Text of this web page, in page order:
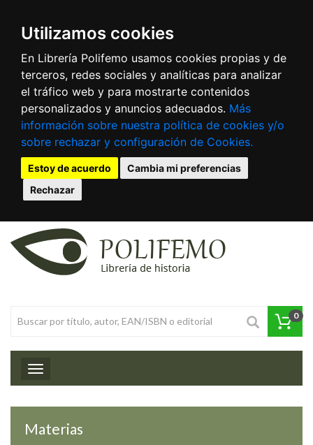
Utilizamos cookies
En Librería Polifemo usamos cookies propias y de
terceros, redes sociales y analíticas para analizar
el tráfico web y para mostrarte contenidos
personalizados y anuncios adecuados. Más
información sobre nuestra política de cookies y/o
sobre rechazar y configuración de Cookies.
Estoy de acuerdo
Cambia mi preferencias
Rechazar
0
Toggle navigation
Materias